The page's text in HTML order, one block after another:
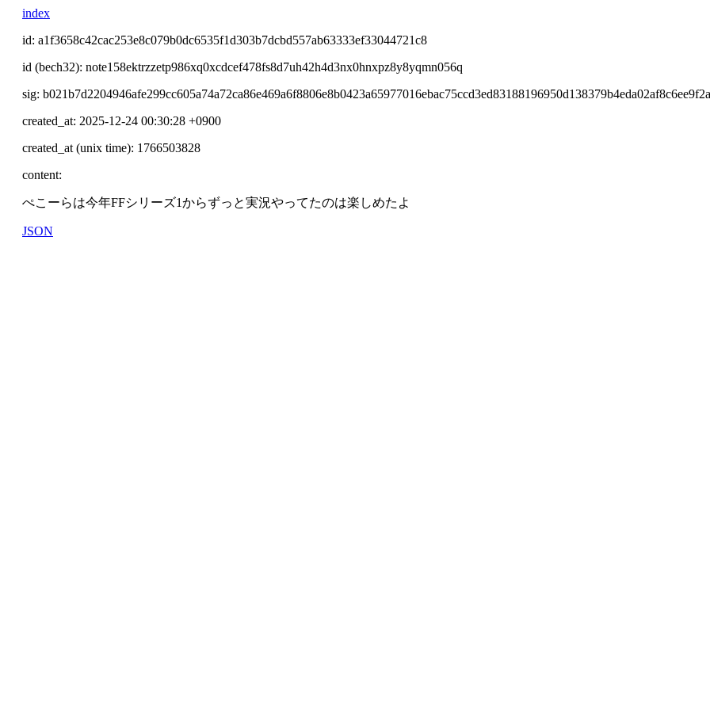
index
id: a1f3658c42cac253e8c079b0dc6535f1d303b7dcbd557ab63333ef33044721c8
id (bech32): note158ektrzzetp986xq0xcdcef478fs8d7uh42h4d3nx0hnxpz8y8yqmn056q
sig:
created_at: 2025-12-24 00:30:28 +0900
created_at (unix time): 1766503828
content:
ぺこーらは今年FFシリーズ1からずっと実況やってたのは楽しめたよ
JSON